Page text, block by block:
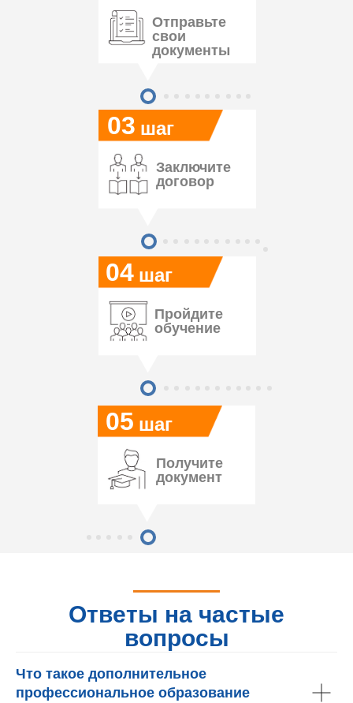
05
04
03 шаг
шаг
шаг
Отправьте
свои
документы
Заключите
договор
Пройдите
обучение
Получите
документ
Ответы на частые
вопросы
Что такое дополнительное
профессиональное образование